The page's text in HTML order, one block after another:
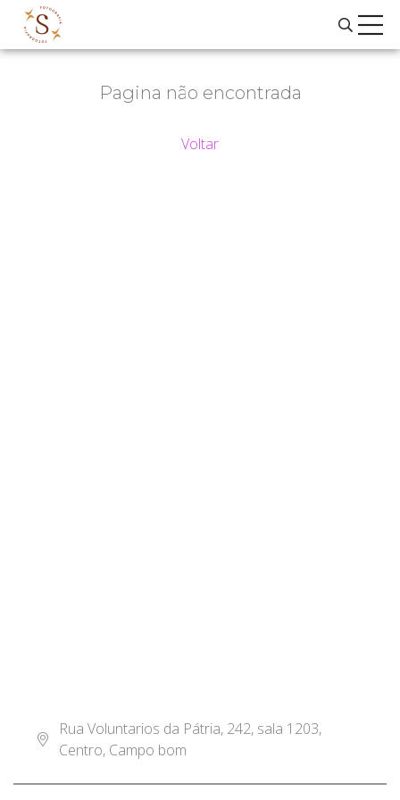
Pagina não encontrada
Voltar
Rua Voluntarios da Pátria, 242, sala 1203,
Centro, Campo bom